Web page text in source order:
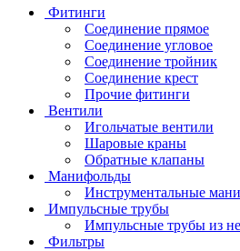
Фитинги
Соединение прямое
Соединение угловое
Соединение тройник
Соединение крест
Прочие фитинги
Вентили
Игольчатые вентили
Шаровые краны
Обратные клапаны
Манифольды
Инструментальные
Импульсные трубы
Импульсные трубы из
Фильтры